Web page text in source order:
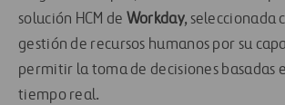
solución HCM de Workday, seleccionada
gestión de recursos humanos por su
permitir la toma de decisiones basadas
tiempo real.